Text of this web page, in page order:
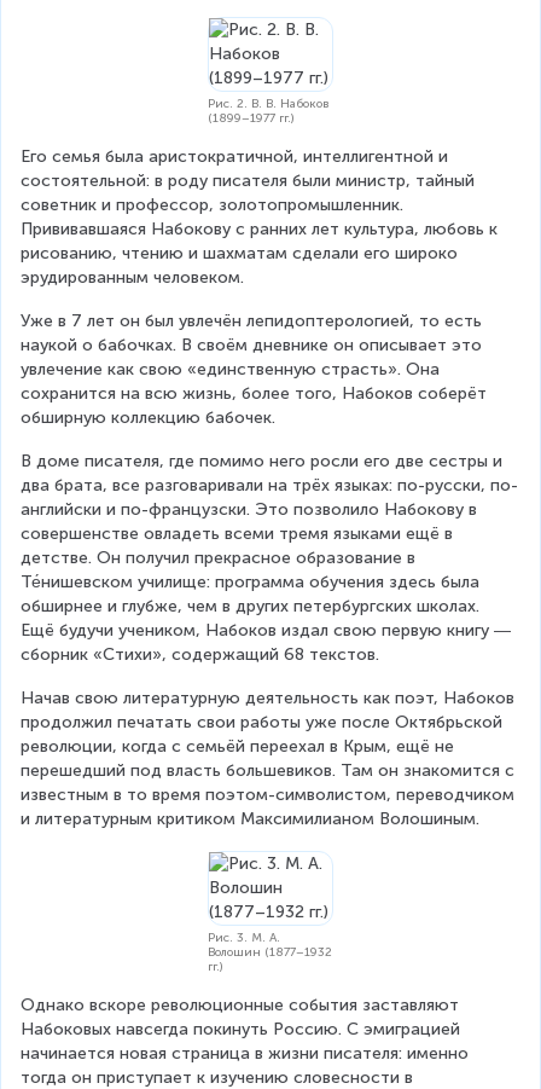
Рис. 2. В. В. Набоков
(1899–1977 гг.)
Его семья была аристократичной, интеллигентной и
состоятельной: в роду писателя были министр, тайный
советник и профессор, золотопромышленник.
Прививавшаяся Набокову с ранних лет культура, любовь к
рисованию, чтению и шахматам сделали его широко
эрудированным человеком.
Уже в 7 лет он был увлечён лепидоптерологией, то есть
наукой о бабочках. В своём дневнике он описывает это
увлечение как свою «единственную страсть». Она
сохранится на всю жизнь, более того, Набоков соберёт
обширную коллекцию бабочек.
В доме писателя, где помимо него росли его две сестры и
два брата, все разговаривали на трёх языках: по-русски, по-
английски и по-французски. Это позволило Набокову в
совершенстве овладеть всеми тремя языками ещё в
детстве. Он получил прекрасное образование в
Те́нишевском училище: программа обучения здесь была
обширнее и глубже, чем в других петербургских школах.
Ещё будучи учеником, Набоков издал свою первую книгу ―
сборник «Стихи», содержащий 68 текстов.
Начав свою литературную деятельность как поэт, Набоков
продолжил печатать свои работы уже после Октябрьской
революции, когда с семьёй переехал в Крым, ещё не
перешедший под власть большевиков. Там он знакомится с
известным в то время поэтом-символистом, переводчиком
и литературным критиком Максимилианом Волошиным.
Рис. 3. М. А.
Волошин (1877–1932
гг.)
Однако вскоре революционные события заставляют
Набоковых навсегда покинуть Россию. С эмиграцией
начинается новая страница в жизни писателя: именно
тогда он приступает к изучению словесности в